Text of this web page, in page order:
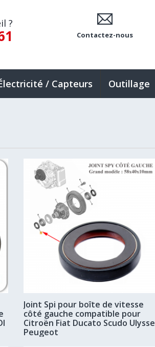
?
Contactez-nous
/ Capteurs Outillage
Joint Spi pour boîte de vitesse
côté gauche compatible pour
Citroën Fiat Ducato Scudo Ulysse
Peugeot